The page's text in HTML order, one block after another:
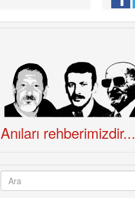
Anıları rehberimizdir...
Arama